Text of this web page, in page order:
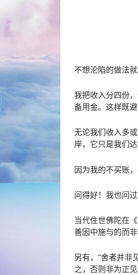
不想沦陷的做法
我把收入分四份
备用金。这样既
无论我们收入多
岸，它只是我们
因为我的不买账
问得好！我也问
当代住世佛陀在
善因中施与的而
另有，“舍者并非
之，否则非为正